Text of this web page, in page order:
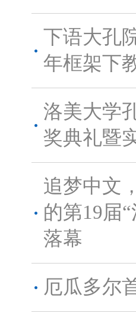
下语大孔
年框架下
洛美大学
奖典礼暨
追梦中文
的第19届
落幕
厄瓜多尔